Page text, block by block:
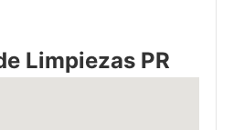
Limpiezas PR